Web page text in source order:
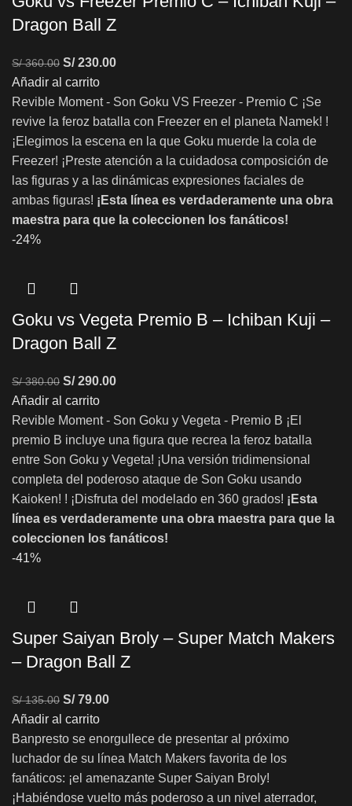
Dragon Ball Z
S/360.00 S/230.00
Añadir al carrito
Revible Moment - Son Goku VS Freezer - Premio C ¡Se
revive la feroz batalla con Freezer en el planeta Namek! !
¡Elegimos la escena en la que Goku muerde la cola de
Freezer! ¡Preste atención a la cuidadosa composición de
las figuras y a las dinámicas expresiones faciales de
ambas figuras! ¡Esta línea es verdaderamente una obra
maestra para que la coleccionen los fanáticos!
-24%
Goku vs Vegeta Premio B – Ichiban Kuji –
Dragon Ball Z
S/380.00 S/290.00
Añadir al carrito
Revible Moment - Son Goku y Vegeta - Premio B ¡El
premio B incluye una figura que recrea la feroz batalla
entre Son Goku y Vegeta! ¡Una versión tridimensional
completa del poderoso ataque de Son Goku usando
Kaioken! ! ¡Disfruta del modelado en 360 grados! ¡Esta
línea es verdaderamente una obra maestra para que la
coleccionen los fanáticos!
-41%
Super Saiyan Broly – Super Match Makers
– Dragon Ball Z
S/135.00 S/79.00
Añadir al carrito
Banpresto se enorgullece de presentar al próximo
luchador de su línea Match Makers favorita de los
fanáticos: ¡el amenazante Super Saiyan Broly!
¡Habiéndose vuelto más poderoso a un nivel aterrador,